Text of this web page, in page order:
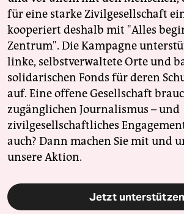
für eine starke Zivilgesellschaft
kooperiert deshalb mit "Alles
Zentrum". Die Kampagne
linke, selbstverwaltete Orte und
solidarischen Fonds für deren
auf. Eine offene Gesellschaft
zugänglichen Journalismus – und
zivilgesellschaftliches
auch? Dann machen Sie mit und
unsere Aktion.
Jetzt unterstützen